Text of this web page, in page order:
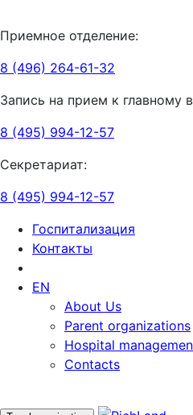
Приемное
8 (496) 264-61-32
Запись на прием к главному
8 (495) 994-12-57
8 (495) 994-12-57
Госпитализация
Контакты
EN
About Us
Parent organizations
Hospital
Contacts